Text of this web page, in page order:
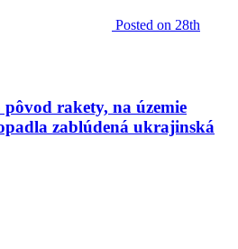
Posted on 28th
rakety, na územie
zablúdená ukrajinská